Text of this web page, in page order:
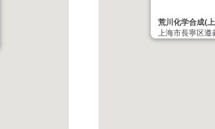
荒川化学合成(
上海市長寧区遵